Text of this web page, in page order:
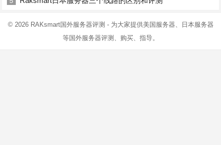
© 2026 RAKsmart国外服务器评测 - 为大家提供美国服务器、日本服务器
等国外服务器评测、购买、指导。